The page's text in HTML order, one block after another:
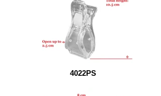
4022PS